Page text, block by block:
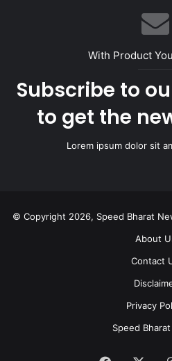
With Product
Subscribe to
to get the
Lorem ipsum dolor sit
© Copyright 2026, Speed Bharat
About
Contact
Privacy
Speed